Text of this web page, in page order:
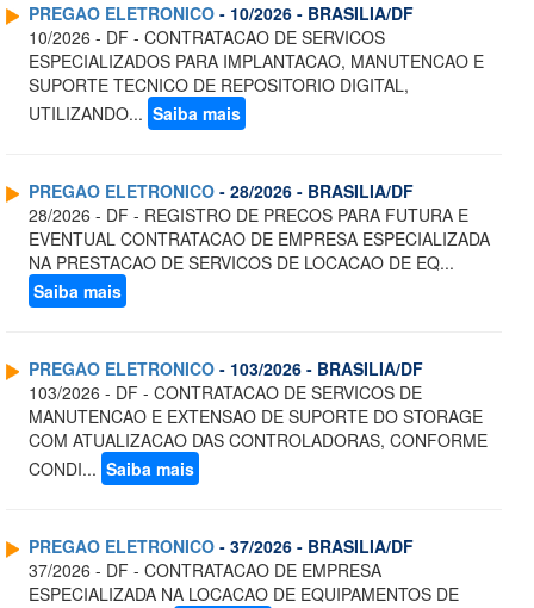
PREGAO ELETRONICO - 10/2026 - BRASILIA/DF
10/2026 - DF - CONTRATACAO DE SERVICOS
ESPECIALIZADOS PARA IMPLANTACAO, MANUTENCAO E
SUPORTE TECNICO DE REPOSITORIO DIGITAL,
UTILIZANDO... Saiba mais
PREGAO ELETRONICO - 28/2026 - BRASILIA/DF
28/2026 - DF - REGISTRO DE PRECOS PARA FUTURA E
EVENTUAL CONTRATACAO DE EMPRESA ESPECIALIZADA
NA PRESTACAO DE SERVICOS DE LOCACAO DE EQ...
Saiba mais
PREGAO ELETRONICO - 103/2026 - BRASILIA/DF
103/2026 - DF - CONTRATACAO DE SERVICOS DE
MANUTENCAO E EXTENSAO DE SUPORTE DO STORAGE
COM ATUALIZACAO DAS CONTROLADORAS, CONFORME
CONDI... Saiba mais
PREGAO ELETRONICO - 37/2026 - BRASILIA/DF
37/2026 - DF - CONTRATACAO DE EMPRESA
ESPECIALIZADA NA LOCACAO DE EQUIPAMENTOS DE